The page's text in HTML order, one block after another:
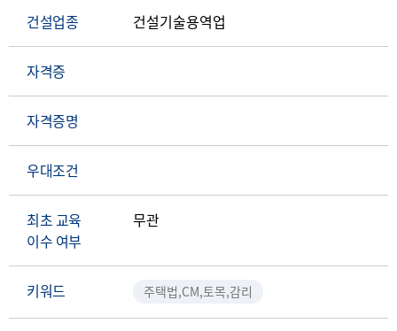
건설업종 건설기술용역업
자격증
자격증명
우대조건
최초 교육
이수 여부
무관
키워드 주택법,CM,토목,감리